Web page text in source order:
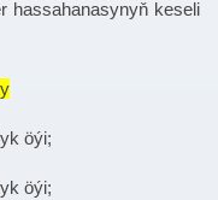
hassahanasynyň keseli
öýi;
öýi;